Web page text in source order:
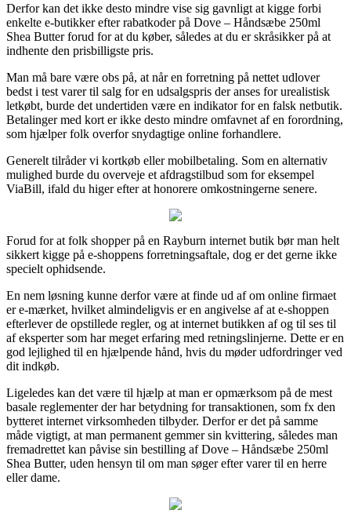
Derfor kan det ikke desto mindre vise sig gavnligt at kigge forbi
enkelte e-butikker efter rabatkoder på Dove – Håndsæbe 250ml
Shea Butter forud for at du køber, således at du er skråsikker på at
indhente den prisbilligste pris.
Man må bare være obs på, at når en forretning på nettet udlover
bedst i test varer til salg for en udsalgspris der anses for urealistisk
letkøbt, burde det undertiden være en indikator for en falsk netbutik.
Betalinger med kort er ikke desto mindre omfavnet af en forordning,
som hjælper folk overfor snydagtige online forhandlere.
Generelt tilråder vi kortkøb eller mobilbetaling. Som en alternativ
mulighed burde du overveje et afdragstilbud som for eksempel
ViaBill, ifald du higer efter at honorere omkostningerne senere.
Forud for at folk shopper på en Rayburn internet butik bør man helt
sikkert kigge på e-shoppens forretningsaftale, dog er det gerne ikke
specielt ophidsende.
En nem løsning kunne derfor være at finde ud af om online firmaet
er e-mærket, hvilket almindeligvis er en angivelse af at e-shoppen
efterlever de opstillede regler, og at internet butikken af og til ses til
af eksperter som har meget erfaring med retningslinjerne. Dette er en
god lejlighed til en hjælpende hånd, hvis du møder udfordringer ved
dit indkøb.
Ligeledes kan det være til hjælp at man er opmærksom på de mest
basale reglementer der har betydning for transaktionen, som fx den
bytteret internet virksomheden tilbyder. Derfor er det på samme
måde vigtigt, at man permanent gemmer sin kvittering, således man
fremadrettet kan påvise sin bestilling af Dove – Håndsæbe 250ml
Shea Butter, uden hensyn til om man søger efter varer til en herre
eller dame.